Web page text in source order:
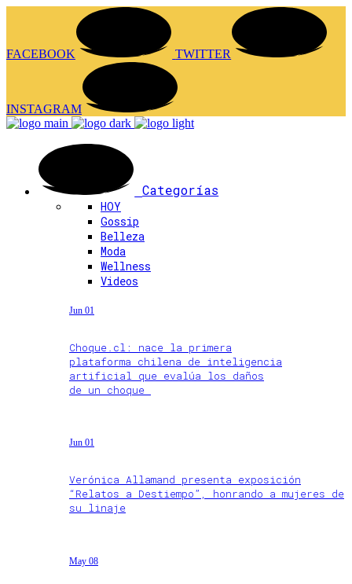
FACEBOOK TWITTER
INSTAGRAM
Categorías
HOY
Gossip
Belleza
Moda
Wellness
Videos
Jun 01
Choque.cl: nace la primera
plataforma chilena de inteligencia
artificial que evalúa los daños
de un choque
Jun 01
Verónica Allamand presenta exposición
“Relatos a Destiempo”, honrando a mujeres de
su linaje
May 08